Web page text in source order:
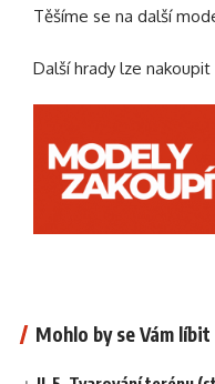
Těšíme se na další
Další hrady lze nakoupit
Mohlo by se Vám líbit